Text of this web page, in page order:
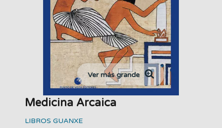
Ver más grande
Medicina Arcaica
LIBROS GUANXE